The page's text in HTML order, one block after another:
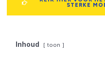
STERKE
Inhoud toon